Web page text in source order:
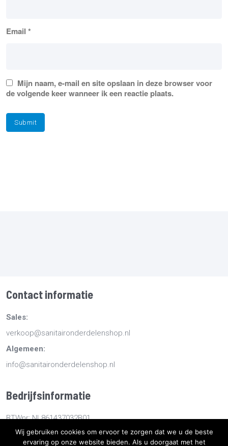
Email *
Mijn naam, e-mail en site opslaan in deze browser voor
de volgende keer wanneer ik een reactie plaats.
Contact informatie
Sales:
verkoop@sanitaironderdelenshop.nl
Algemeen:
info@sanitaironderdelenshop.nl
Bedrijfsinformatie
BTWnr: NL861437032B01
KvKnr: 78527112
Wij gebruiken cookies om ervoor te zorgen dat we u de beste
ervaring op onze website bieden. Als u doorgaat met het